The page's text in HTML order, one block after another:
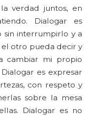
verdad juntos, en
Dialogar es
sin interrumpirlo y a
otro pueda decir y
cambiar mi propio
es expresar
con respeto y
sobre la mesa
Dialogar es no